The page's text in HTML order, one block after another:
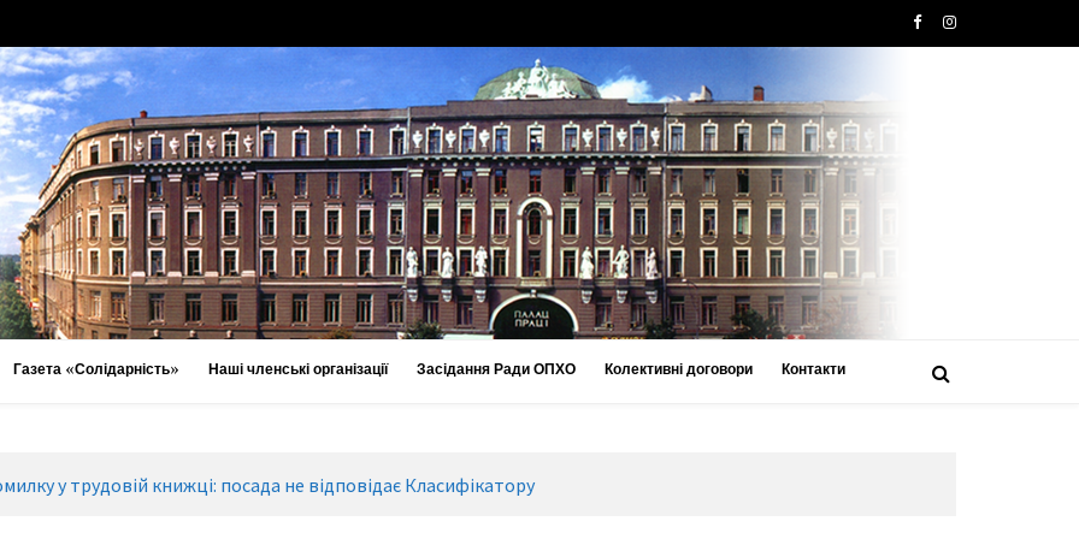
Газета «Солідарність» Наші членські організації Засідання Ради ОПХО Колективні договори Контакти
у трудовій книжці: посада не відповідає Класифікатору